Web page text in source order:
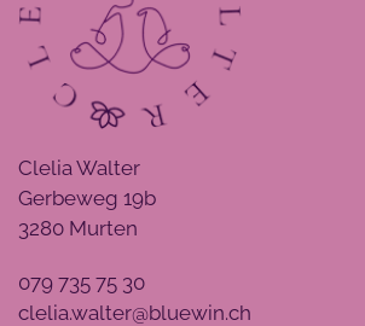
Clelia Walter
Gerbeweg 19b
3280 Murten
079 735 75 30
clelia.walter@bluewin.ch